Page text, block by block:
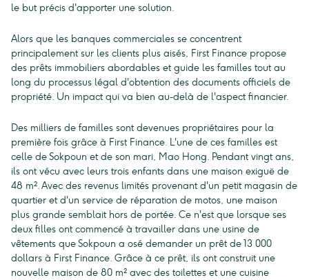
le but précis d'apporter une solution.
Alors que les banques commerciales se concentrent
principalement sur les clients plus aisés, First Finance propose
des prêts immobiliers abordables et guide les familles tout au
long du processus légal d'obtention des documents officiels de
propriété. Un impact qui va bien au-delà de l'aspect financier.
Des milliers de familles sont devenues propriétaires pour la
première fois grâce à First Finance. L'une de ces familles est
celle de Sokpoun et de son mari, Mao Hong. Pendant vingt ans,
ils ont vécu avec leurs trois enfants dans une maison exiguë de
48 m². Avec des revenus limités provenant d'un petit magasin de
quartier et d'un service de réparation de motos, une maison
plus grande semblait hors de portée. Ce n'est que lorsque ses
deux filles ont commencé à travailler dans une usine de
vêtements que Sokpoun a osé demander un prêt de 13 000
dollars à First Finance. Grâce à ce prêt, ils ont construit une
nouvelle maison de 80 m² avec des toilettes et une cuisine